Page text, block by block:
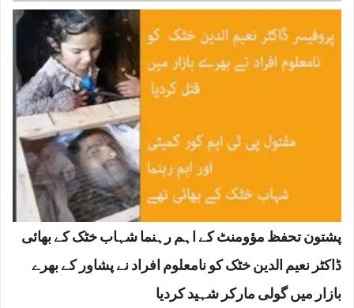
پشتون تحفظ مؤومنٹ کے اہم رہنما شہاب خٹک کے بھائی
ڈاکٹر نعیم الدین خٹک کو نامعلوم افراد نے پشاور کے بھرے
بازار میں گولی مارکر شہید کردیا